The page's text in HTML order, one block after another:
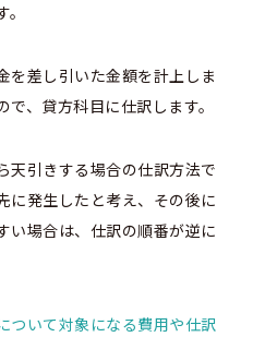
を差し引いた金額を計上しま
、貸方科目に仕訳します。
天引きする場合の仕訳方法で
に発生したと考え、その後に
い場合は、仕訳の順番が逆に
ついて対象になる費用や仕訳